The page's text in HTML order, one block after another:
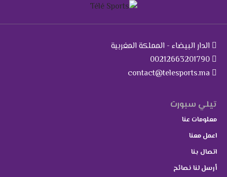
الدار البيضاء - المملكة المغربية
00212663201790
contact@telesports.ma
تيلي سبورت
معلومات عنا
اعمل معنا
اتصال بنا
أرسل لنا نصائح